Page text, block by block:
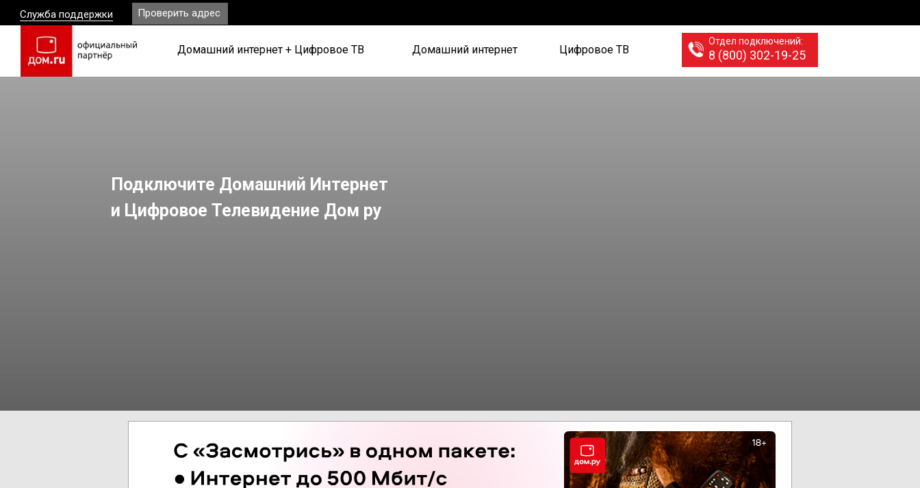
Подключите Домашний Интернет
и Цифровое Телевидение Дом ру
Домашний интернет + Цифровое ТВ Домашний интернет Цифровое ТВ
Проверить адрес
Служба поддержки
8 (800) 302-19-25
Отдел подключений: